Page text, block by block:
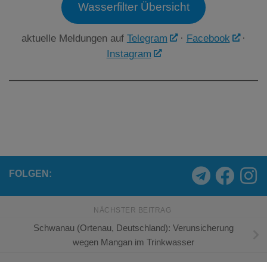
Wasserfilter Übersicht
aktuelle Meldungen auf Telegram · Facebook
·
Instagram
FOLGEN:
NÄCHSTER BEITRAG
Schwanau (Ortenau, Deutschland): Verunsicherung
wegen Mangan im Trinkwasser